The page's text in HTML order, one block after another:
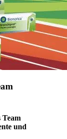
Team
und